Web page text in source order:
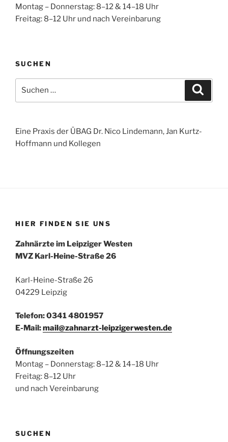
Montag – Donnerstag: 8–12 & 14–18 Uhr
Freitag: 8–12 Uhr und nach Vereinbarung
SUCHEN
nach:
Eine Praxis der ÜBAG Dr. Nico Lindemann, Jan Kurtz-
Hoffmann und Kollegen
HIER FINDEN SIE UNS
Zahnärzte im Leipziger Westen
MVZ Karl-Heine-Straße 26
Karl-Heine-Straße 26
04229 Leipzig
Telefon: 0341 4801957
E-Mail:mail@zahnarzt-leipzigerwesten.de
Öffnungszeiten
Montag – Donnerstag: 8–12 & 14–18 Uhr
Freitag: 8–12 Uhr
und nach Vereinbarung
SUCHEN